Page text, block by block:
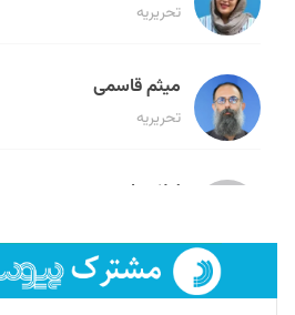
تحریریه
میثم قاسمی
تحریریه
لیلا حنارود
فائزه فتحی رستمی